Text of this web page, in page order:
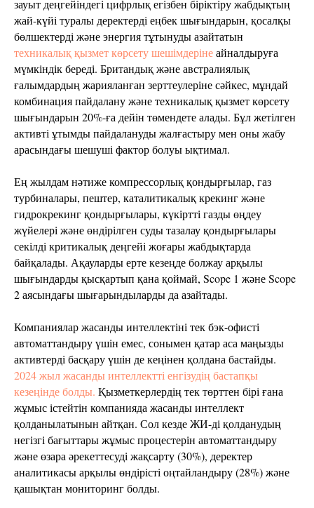
зауыт деңгейіндегі цифрлық егізбен біріктіру жабдықтың
жай-күйі туралы деректерді еңбек шығындарын, қосалқы
бөлшектерді және энергия тұтынуды азайтатын
техникалық қызмет көрсету шешімдерінеайналдыруға
мүмкіндік береді. Британдық және австралиялық
ғалымдардың жарияланған зерттеулеріне сәйкес, мұндай
комбинация пайдалану және техникалық қызмет көрсету
шығындарын 20%-ға дейін төмендете алады. Бұл жетілген
активті ұтымды пайдалануды жалғастыру мен оны жабу
арасындағы шешуші фактор болуы ықтимал.
Ең жылдам нәтиже компрессорлық қондырғылар, газ
турбиналары, пештер, каталитикалық крекинг және
гидрокрекинг қондырғылары, күкіртті газды өңдеу
жүйелері және өндірілген суды тазалау қондырғылары
секілді критикалық деңгейі жоғары жабдықтарда
байқалады. Ақауларды ерте кезеңде болжау арқылы
шығындарды қысқартып қана қоймай, Scope 1 және Scope
2 аясындағы шығарындыларды да азайтады.
Компаниялар жасанды интеллектіні тек бэк-офисті
автоматтандыру үшін емес, сонымен қатар аса маңызды
активтерді басқару үшін де кеңінен қолдана бастайды.
2024 жыл жасанды интеллектті енгізудің бастапқы
кезеңінде болды. Қызметкерлердің тек төрттен бірі ғана
жұмыс істейтін компанияда жасанды интеллект
қолданылатынын айтқан. Сол кезде ЖИ-ді қолданудың
негізгі бағыттары жұмыс процестерін автоматтандыру
және өзара әрекеттесуді жақсарту (30%), деректер
аналитикасы арқылы өндірісті оңтайландыру (28%) және
қашықтан мониторинг болды.